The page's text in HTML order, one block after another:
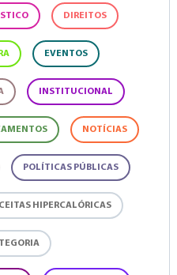
DIREITOS
EVENTOS
INSTITUCIONAL
NOTÍCIAS
POLÍTICAS PÚBLICAS
HIPERCALÓRICAS